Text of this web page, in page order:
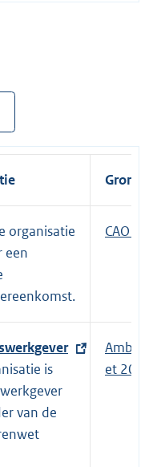
organisatie
een
E
r
n
CAO
is
van de
et 2017